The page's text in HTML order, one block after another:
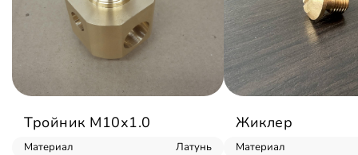
Тройник М10х1.0
Материал
Латунь
Жиклер
Материал